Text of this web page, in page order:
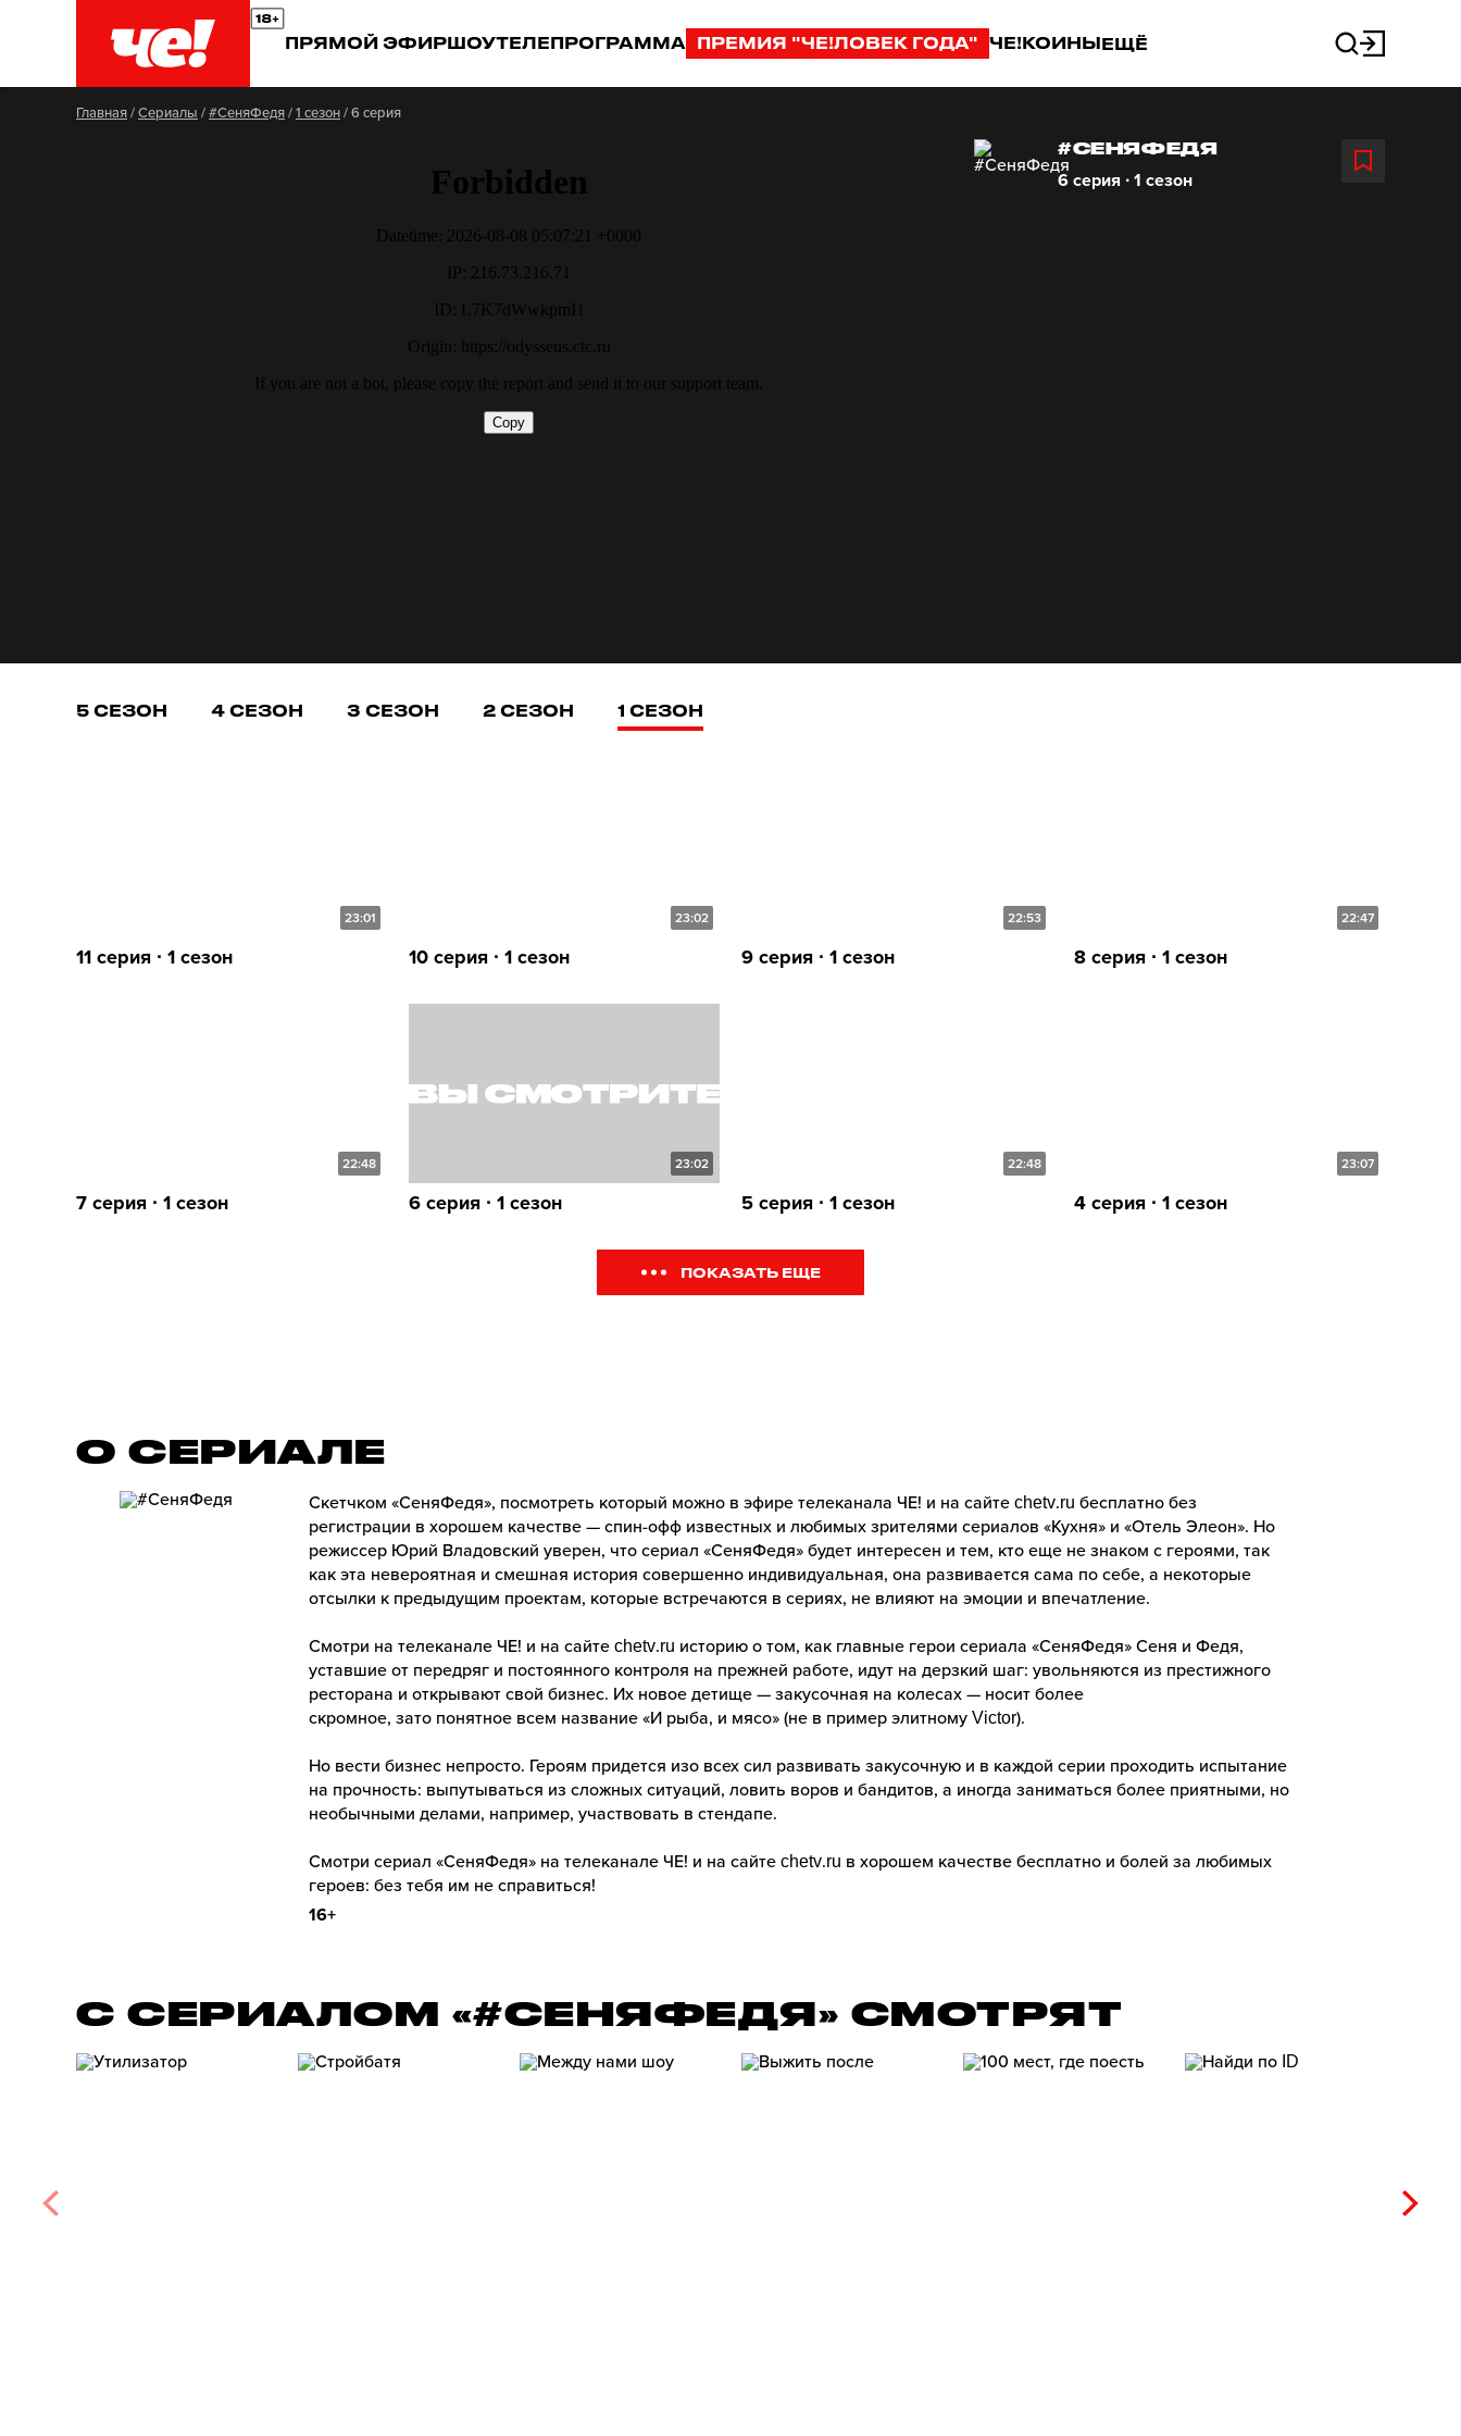
ПРЯМОЙ ЭФИРШОУТЕЛЕПРОГРАММА ПРЕМИЯ "ЧЕ!ЛОВЕК ГОДА" ЧЕ!КОИНЫЕЩЁ
Главная/Сериалы /#СеняФедя/1 сезон/6 серия
#СЕНЯФЕДЯ
6 серия ∙ 1 сезон
5 СЕЗОН 4 СЕЗОН 3 СЕЗОН 2 СЕЗОН 1 СЕЗОН
23:01
11 серия ∙ 1 сезон
23:02
10 серия ∙ 1 сезон
22:53
9 серия ∙ 1 сезон
22:47
8 серия ∙ 1 сезон
22:48
7 серия ∙ 1 сезон
23:02
6 серия ∙ 1 сезон
22:48
5 серия ∙ 1 сезон
23:07
4 серия ∙ 1 сезон
ПОКАЗАТЬ ЕЩЕ
О СЕРИАЛE
Скетчком «СеняФедя», посмотреть который можно в эфире телеканала ЧЕ! и на сайте chetv.ru бесплатно без
регистрации в хорошем качестве — спин-офф известных и любимых зрителями сериалов «Кухня» и «Отель Элеон». Но
режиссер Юрий Владовский уверен, что сериал «СеняФедя» будет интересен и тем, кто еще не знаком с героями, так
как эта невероятная и смешная история совершенно индивидуальная, она развивается сама по себе, а некоторые
отсылки к предыдущим проектам, которые встречаются в сериях, не влияют на эмоции и впечатление.
Смотри на телеканале ЧЕ! и на сайте chetv.ru историю о том, как главные герои сериала «СеняФедя» Сеня и Федя,
уставшие от передряг и постоянного контроля на прежней работе, идут на дерзкий шаг: увольняются из престижного
ресторана и открывают свой бизнес. Их новое детище — закусочная на колесах — носит более
скромное, зато понятное всем название «И рыба, и мясо» (не в пример элитному Victor).
Но вести бизнес непросто. Героям придется изо всех сил развивать закусочную и в каждой серии проходить испытание
на прочность: выпутываться из сложных ситуаций, ловить воров и бандитов, а иногда заниматься более приятными, но
необычными делами, например, участвовать в стендапе.
Смотри сериал «СеняФедя» на телеканале ЧЕ! и на сайте chetv.ru в хорошем качестве бесплатно и болей за любимых
героев: без тебя им не справиться!
16+
С СЕРИАЛОМ «#СЕНЯФЕДЯ» СМОТРЯТ